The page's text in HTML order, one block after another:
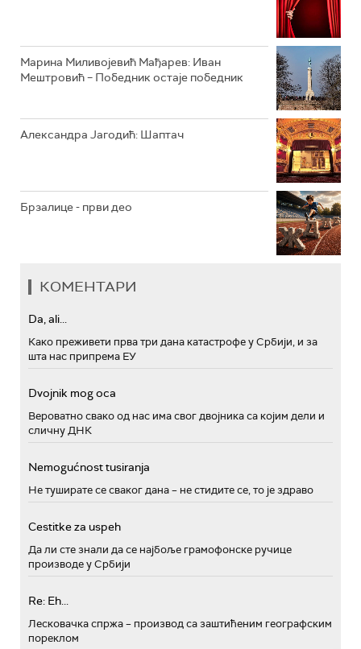
Марина Миливојевић Мађарев: Иван
Мештровић – Победник остаје победник
Александра Јагодић: Шаптач
Брзалице - први део
КОМЕНТАРИ
Da, ali...
Како преживети прва три дана катастрофе у Србији, и за
шта нас припрема ЕУ
Dvojnik mog oca
Вероватно свако од нас има свог двојника са којим дели и
сличну ДНК
Nemogućnost tusiranja
Не туширате се сваког дана – не стидите се, то је здраво
Cestitke za uspeh
Да ли сте знали да се најбоље грамофонске ручице
производе у Србији
Re: Eh...
Лесковачка спржа – производ са заштићеним географским
пореклом